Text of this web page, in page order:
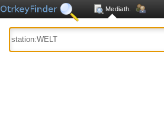
Mediath.